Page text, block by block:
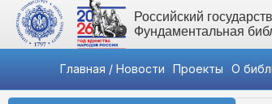
Российский
Фундаментальная
Главная / Новости Проекты О